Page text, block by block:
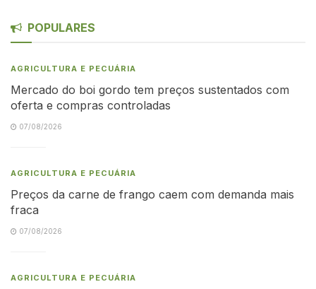
POPULARES
AGRICULTURA E PECUÁRIA
Mercado do boi gordo tem preços sustentados com
oferta e compras controladas
07/08/2026
AGRICULTURA E PECUÁRIA
Preços da carne de frango caem com demanda mais
fraca
07/08/2026
AGRICULTURA E PECUÁRIA